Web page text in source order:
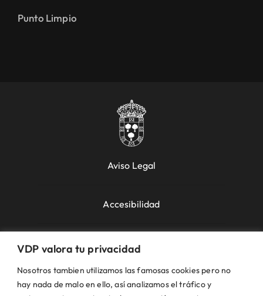
VDP valora tu privacidad
Nosotros tambien utilizamos las famosas cookies pero no
hay nada de malo en ello, así analizamos el tráfico y
Punto Limpio
Aviso Legal
Accesibilidad
Política de Cookies
Política de Privacidad